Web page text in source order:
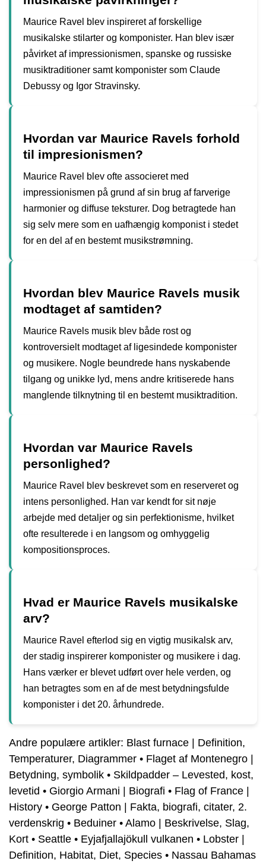
Maurice Ravel blev inspireret af forskellige
musikalske stilarter og komponister. Han blev især
påvirket af impressionismen, spanske og russiske
musiktraditioner samt komponister som Claude
Debussy og Igor Stravinsky.
Hvordan var Maurice Ravels forhold
til impresionismen?
Maurice Ravel blev ofte associeret med
impressionismen på grund af sin brug af farverige
harmonier og diffuse teksturer. Dog betragtede han
sig selv mere som en uafhængig komponist i stedet
for en del af en bestemt musikstrømning.
Hvordan blev Maurice Ravels musik
modtaget af samtiden?
Maurice Ravels musik blev både rost og
kontroversielt modtaget af ligesindede komponister
og musikere. Nogle beundrede hans nyskabende
tilgang og unikke lyd, mens andre kritiserede hans
manglende tilknytning til en bestemt musiktradition.
Hvordan var Maurice Ravels
personlighed?
Maurice Ravel blev beskrevet som en reserveret og
intens personlighed. Han var kendt for sit nøje
arbejde med detaljer og sin perfektionisme, hvilket
ofte resulterede i en langsom og omhyggelig
kompositionsproces.
Hvad er Maurice Ravels musikalske
arv?
Maurice Ravel efterlod sig en vigtig musikalsk arv,
der stadig inspirerer komponister og musikere i dag.
Hans værker er blevet udført over hele verden, og
han betragtes som en af de mest betydningsfulde
komponister i det 20. århundrede.
Andre populære artikler: Blast furnace | Definition,
Temperaturer, Diagrammer • Flaget af Montenegro |
Betydning, symbolik • Skildpadder – Levested, kost,
levetid • Giorgio Armani | Biografi • Flag of France |
History • George Patton | Fakta, biografi, citater, 2.
verdenskrig • Beduiner • Alamo | Beskrivelse, Slag,
Kort • Seattle • Eyjafjallajökull vulkanen • Lobster |
Definition, Habitat, Diet, Species • Nassau Bahamas